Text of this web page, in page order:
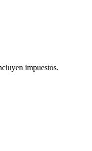
impuestos.